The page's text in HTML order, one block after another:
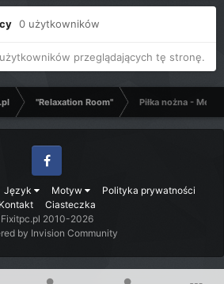
0 użytkowników
przeglądających tę stronę.
"Relaxation Room" Piłka nożna -
Język Motyw
Polityka prywatności
Kontakt
Ciasteczka
Facebook
Fixitpc.pl 2010-2026
by Invision Community